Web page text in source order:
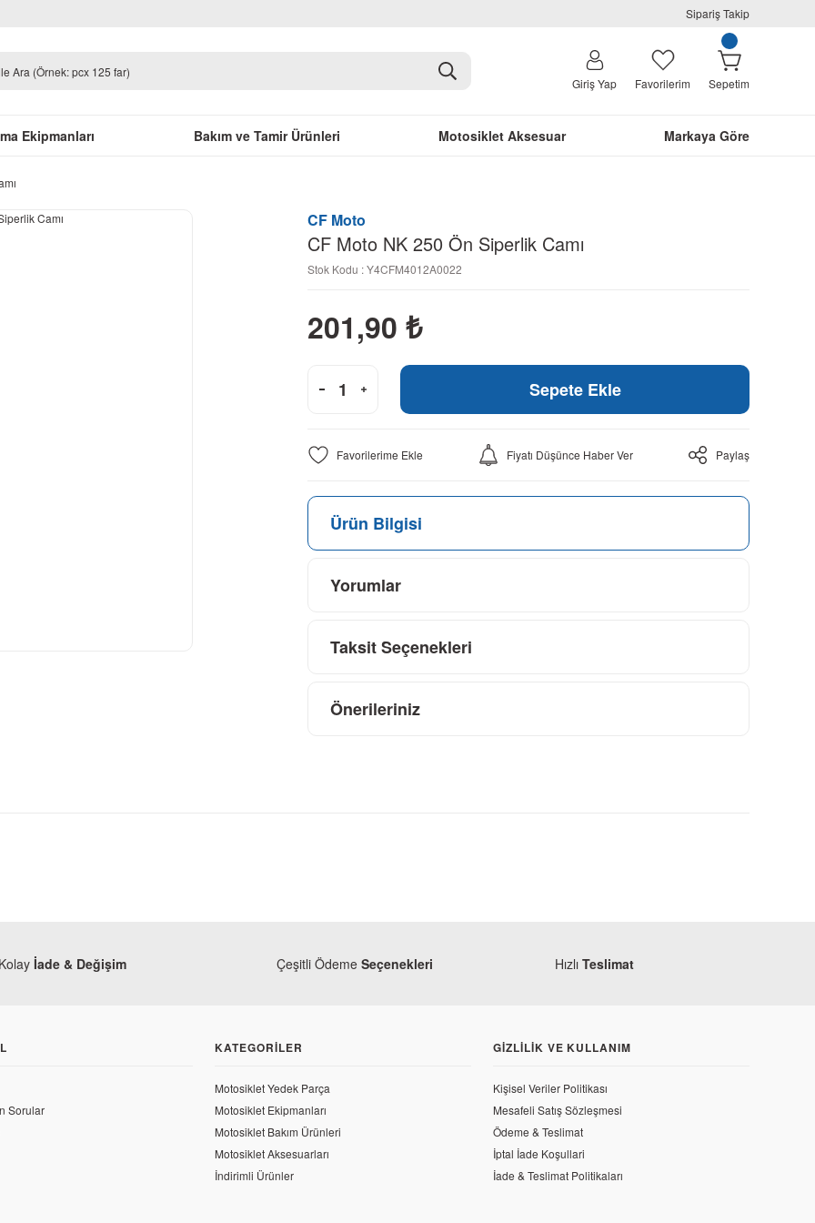
Sipariş Takip
Giriş Yap Favorilerim Sepetim
Ekipmanları Bakım ve Tamir Ürünleri Motosiklet Aksesuar Markaya Göre
CF Moto
CF Moto NK 250 Ön Siperlik Camı
Stok Kodu : Y4CFM4012A0022
201,90 ₺
Sepete Ekle
Fiyatı Düşünce Haber Ver Paylaş
Ürün Bilgisi
Yorumlar
Taksit Seçenekleri
Önerileriniz
CF Moto NK 250 Orjinal Yağ Filtresi
Kolay İade & Değişim Çeşitli Ödeme Seçenekleri Hızlı Teslimat
Sorular
KATEGORILER
Motosiklet Yedek Parça
Motosiklet Ekipmanları
Motosiklet Bakım Ürünleri
Motosiklet Aksesuarları
İndirimli Ürünler
GIZLILIK VE KULLANIM
Kişisel Veriler Politikası
Mesafeli Satış Sözleşmesi
Ödeme & Teslimat
İptal İade Koşullari
İade & Teslimat Politikaları